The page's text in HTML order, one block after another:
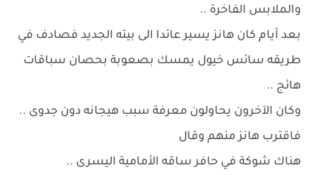
والملابس الفاخرة ..
بعد أيام كان هانز يسير عائدا الى بيته الجديد فصادف في
طريقه سائس خيول يمسك بصعوبة بحصان سباقات
هائج ..
وكان الآخرون يحاولون معرفة سبب هيجانه دون جدوى ..
فاقترب هانز منهم وقال
هناك شوكة في حافر ساقه الأمامية اليسرى ..